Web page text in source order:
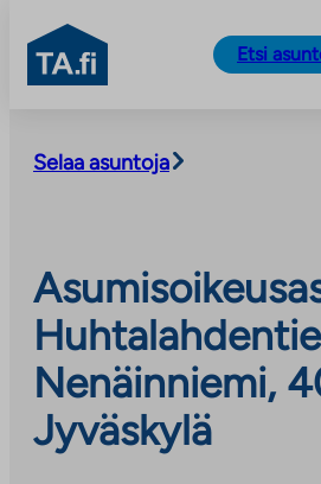
sisältöön
TA.fi
Etsi
Selaa asuntoja
Nenäinniemi,
Jyväskylä